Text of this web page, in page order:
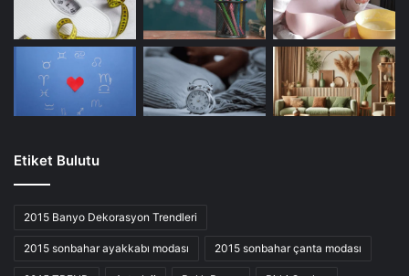
Etiket Bulutu
2015 Banyo Dekorasyon Trendleri
2015 sonbahar ayakkabı modası 2015 sonbahar çanta modası